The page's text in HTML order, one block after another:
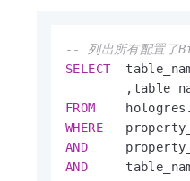
-- 列出所有配置了
SELECT
FROM
WHERE
AND
AND